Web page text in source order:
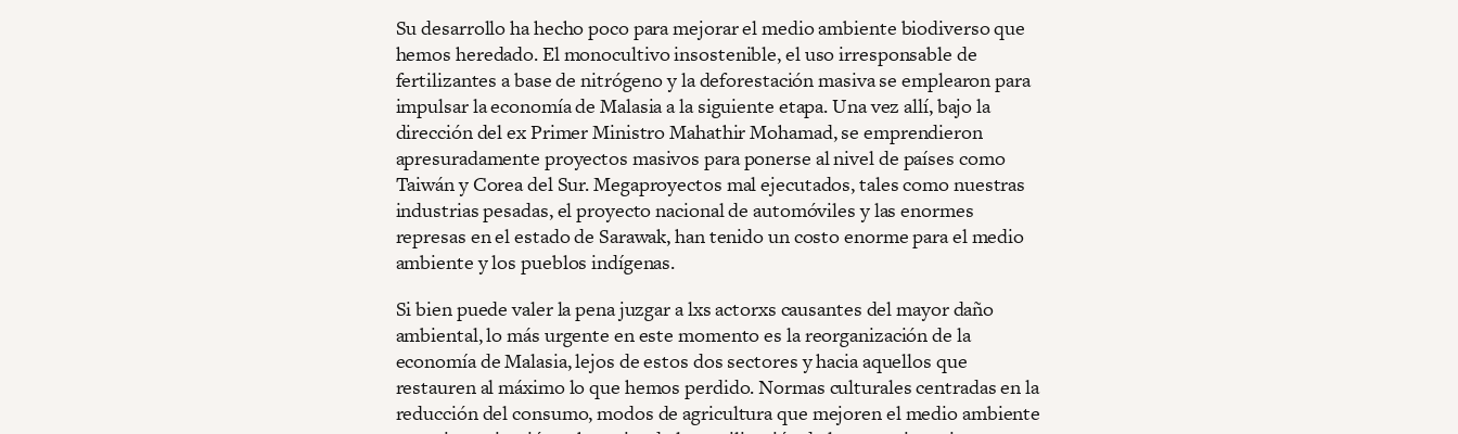
Su desarrollo ha hecho poco para mejorar el medio ambiente biodiverso que
hemos heredado. El monocultivo insostenible, el uso irresponsable de
fertilizantes a base de nitrógeno y la deforestación masiva se emplearon para
impulsar la economía de Malasia a la siguiente etapa. Una vez allí, bajo la
dirección del ex Primer Ministro Mahathir Mohamad, se emprendieron
apresuradamente proyectos masivos para ponerse al nivel de países como
Taiwán y Corea del Sur. Megaproyectos mal ejecutados, tales como nuestras
industrias pesadas, el proyecto nacional de automóviles y las enormes
represas en el estado de Sarawak, han tenido un costo enorme para el medio
ambiente y los pueblos indígenas.
Si bien puede valer la pena juzgar a lxs actorxs causantes del mayor daño
ambiental, lo más urgente en este momento es la reorganización de la
economía de Malasia, lejos de estos dos sectores y hacia aquellos que
restauren al máximo lo que hemos perdido. Normas culturales centradas en la
reducción del consumo, modos de agricultura que mejoren el medio ambiente